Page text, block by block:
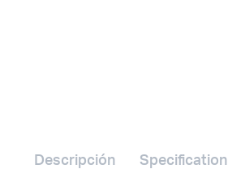
Descripción Specification